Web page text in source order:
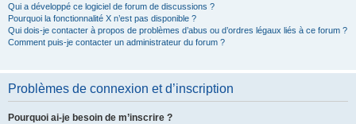
Qui a développé ce logiciel de forum de discussions ?
Pourquoi la fonctionnalité X n’est pas disponible ?
Qui dois-je contacter à propos de problèmes d’abus ou d’ordres légaux liés à ce forum ?
Comment puis-je contacter un administrateur du forum ?
Problèmes de connexion et d’inscription
Pourquoi ai-je besoin de m’inscrire ?